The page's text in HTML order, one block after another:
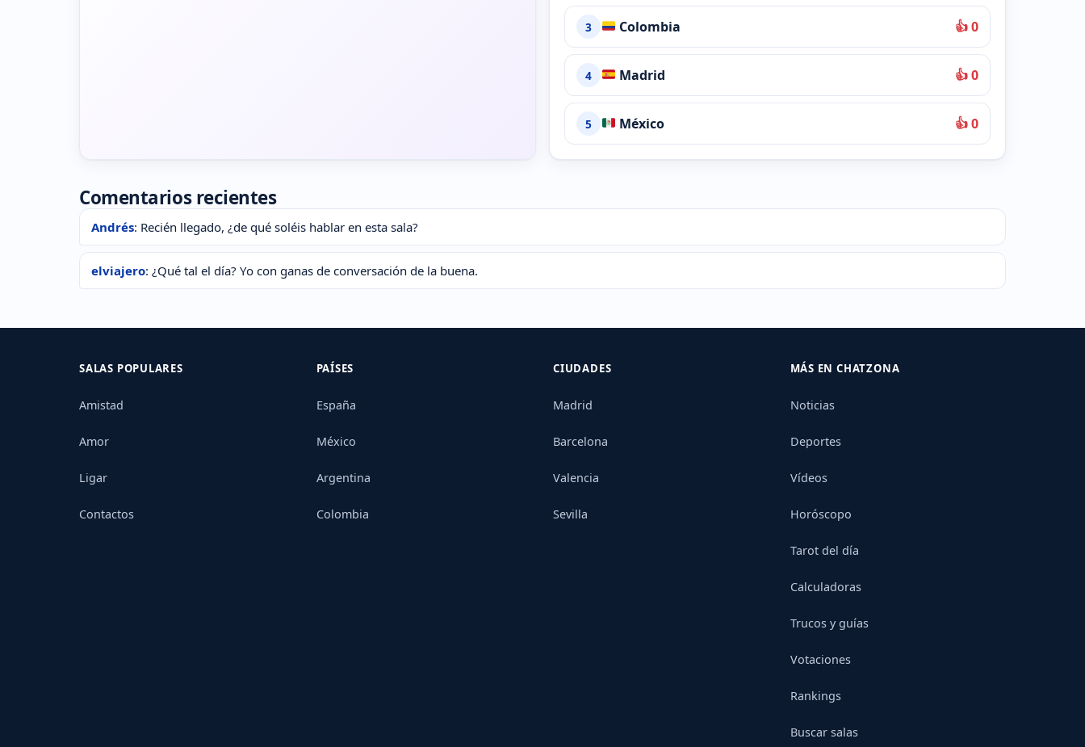
3 Colombia 👍 0
4 Madrid 👍 0
5 México 👍 0
Comentarios recientes
Andrés: Recién llegado, ¿de qué soléis hablar en esta sala?
elviajero: ¿Qué tal el día? Yo con ganas de conversación de la buena.
SALAS POPULARES
Amistad
Amor
Ligar
Contactos
PAÍSES
España
México
Argentina
Colombia
CIUDADES
Madrid
Barcelona
Valencia
Sevilla
MÁS EN CHATZONA
Noticias
Deportes
Vídeos
Horóscopo
Tarot del día
Calculadoras
Trucos y guías
Votaciones
Rankings
Buscar salas